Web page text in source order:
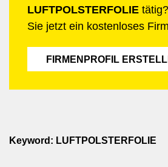
LUFTPOLSTERFOLIE
Sie jetzt ein kostenloses
FIRMENPROFIL
Keyword: LUFTPOLSTERFOLIE